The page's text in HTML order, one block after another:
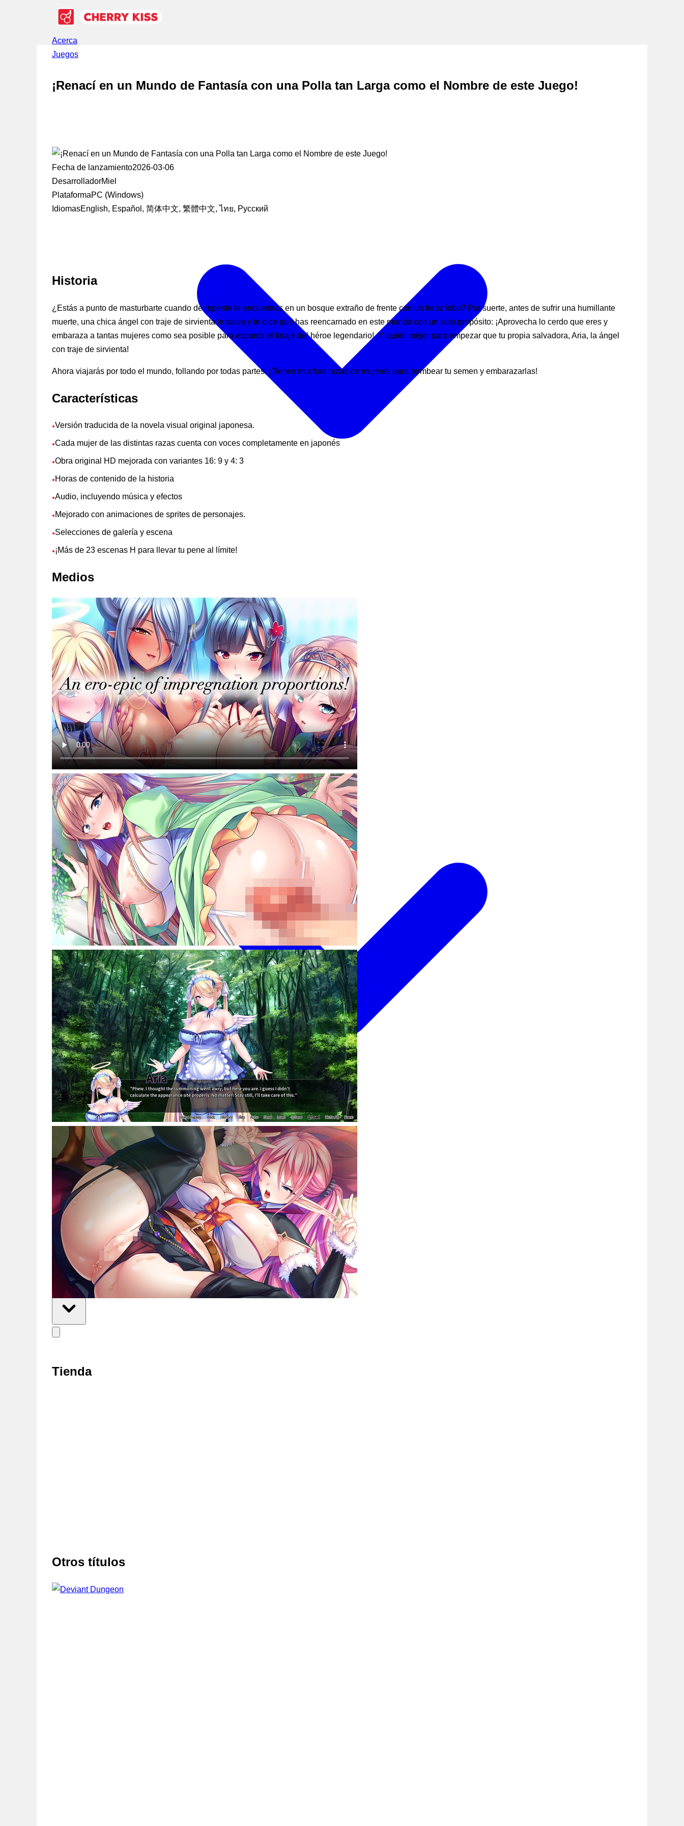
Acerca
Juegos
Soporte
Noticias
Español
¡Renací en un Mundo de Fantasía con una Polla tan Larga como el Nombre de este Juego!
Fecha de lanzamiento2026-03-06
DesarrolladorMiel
PlataformaPC (Windows)
IdiomasEnglish, Español, 简体中文, 繁體中文, ไทย, Русский
Historia
¿Estás a punto de masturbarte cuando de repente te encuentras en un bosque extraño de frente con un feroz lobo? Por suerte, antes de sufrir una humillante
muerte, una chica ángel con traje de sirvienta te salva y te dice que has reencarnado en este mundo con un solo propósito: ¡Aprovecha lo cerdo que eres y
embaraza a tantas mujeres como sea posible para esparcir el linaje del héroe legendario! ¡Y quién mejor para empezar que tu propia salvadora, Aria, la ángel
con traje de sirvienta!
Ahora viajarás por todo el mundo, follando por todas partes. ¡Tienes muchas razas de mujeres para bombear tu semen y embarazarlas!
Características
●Versión traducida de la novela visual original japonesa.
●Cada mujer de las distintas razas cuenta con voces completamente en japonés
●Obra original HD mejorada con variantes 16: 9 y 4: 3
● Horas de contenido de la historia
●Audio, incluyendo música y efectos
● Mejorado con animaciones de sprites de personajes.
●Selecciones de galería y escena
● ¡Más de 23 escenas H para llevar tu pene al límite!
Medios
Tienda
Otros títulos